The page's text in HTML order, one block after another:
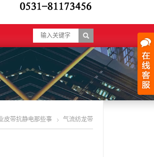
皮带抗静电那些事 气流纺龙带